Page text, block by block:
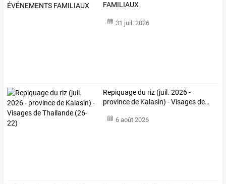
FAMILIAUX
31 juil. 2026
Repiquagedu riz (juil. 2026-
provincede Kalasin) -Visagesde…
6 août 2026